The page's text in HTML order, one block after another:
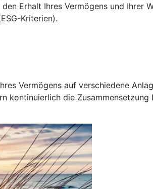
Erhalt Ihres Vermögens und Ihrer
Kriterien).
Vermögens auf verschiedene
kontinuierlich die